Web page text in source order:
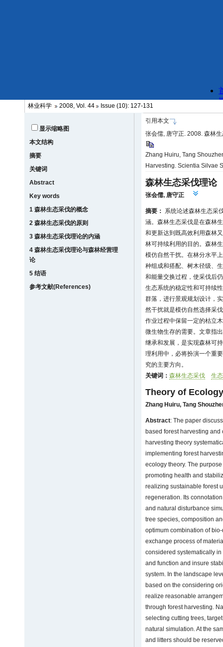
林业科学 2008, Vol. 44 Issue (10): 127-131
显示缩略图
本文结构
摘要
关键词
Abstract
Key words
1 森林生态采伐的概念
2 森林生态采伐的原则
3 森林生态采伐理论的内涵
4 森林生态采伐理论与森林经营理
论
5 结语
参考文献(References)
引用本文
张会儒, 唐守正. 2008. 森林
Zhang Huiru, Tang
Harvesting. Scientia Silvae
森林生态采伐理论
张会儒, 唐守正
摘要： 系统论述森林生态采
涵。森林生态采伐是在森林
和更新达到既高效利用森林
林可持续利用的目的。森林
模仿自然干扰。在林分水平
种组成和搭配、树木径级、
和能量交换过程，使采伐后
生态系统的稳定性和可持续
群落，进行景观规划设计，
然干扰就是模仿自然选择采
作业过程中保留一定的枯立
微生物生存的需要。文章指
继承和发展，是实现森林可
理利用中，必将扮演一个重
究的主要方向。
关键词： 森林生态采伐 生
Theory of
Zhang Huiru, Tang
Abstract: The paper
based forest harvesting
harvesting theory
implementing forest
ecology theory. The
promoting health and
realizing sustainable forest
regeneration. Its
and natural disturbance
tree species, composition
optimum combination of
exchange process of
considered systematically
and function and insure
system. In the landscape
based on the considering
realize reasonable
through forest harvesting.
selecting cutting trees,
natural simulation. At the
and litters should be